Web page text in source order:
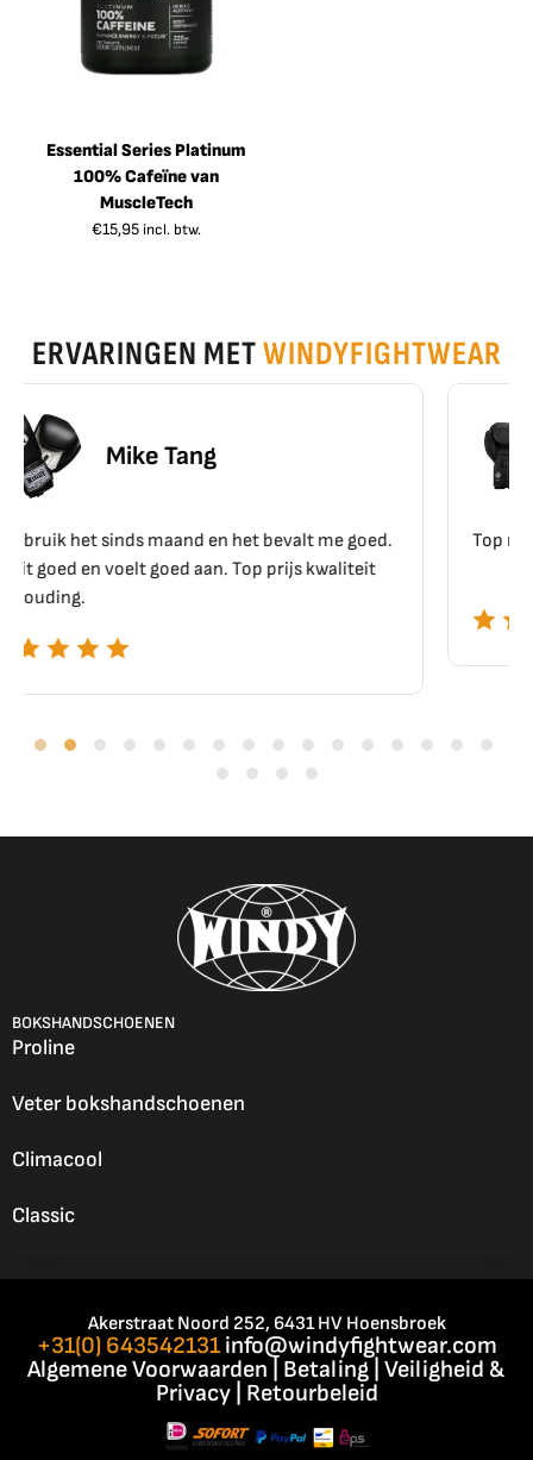
Essential Series Platinum
100% Cafeïne van
MuscleTech
€15,95 incl. btw.
ERVARINGEN METWINDYFIGHTWEAR
me goed.
Top materiaal, top kwaliteit!!
BOKSHANDSCHOENEN
Proline
Veter bokshandschoenen
Climacool
Classic
Akerstraat Noord 252, 6431 HV Hoensbroek
+31(0) 643542131info@windyfightwear.com
Algemene Voorwaarden
Betaling Veiligheid &
Privacy
Retourbeleid